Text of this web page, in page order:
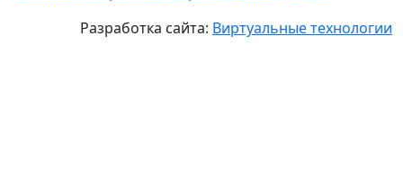
Разработка сайта: Виртуальные технологии